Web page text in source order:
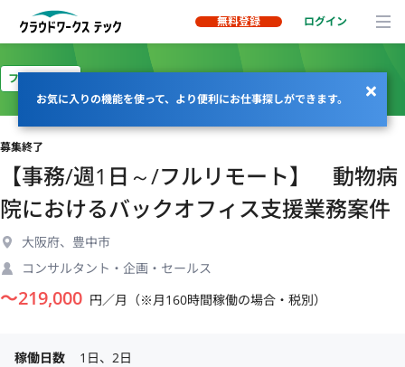
無料登録 ログイン
お気に入りの機能を使って、より便利にお仕事探しができます。
フルリモート
募集終了
【事務/週1日～/フルリモート】 動物病
院におけるバックオフィス支援業務案件
大阪府、豊中市
コンサルタント・企画・セールス
〜219,000 円／月（※月160時間稼働の場合・税別）
稼働日数
1日、2日